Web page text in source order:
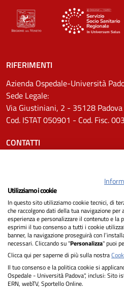
RIFERIMENTI
Azienda Ospedale-Università
Sede Legale:
Via Giustiniani, 2 - 35128 Padova
Cod. ISTAT 050901 - Cod. Fisc.
CONTATTI
Pec: protocollo.aopd@pecveneto.it
SEGUICI SU
Privacy
Dichiarazione di Accessibilità
Utilizziamo i cookie
In questo sito utilizziamo cookie tecnici, di
che raccolgono dati della tua navigazione
esperienza e personalizzare il contenuto e la
esprimi il tuo consenso a tutti i cookie
banner, la navigazione proseguirà con
necessari. Cliccando su "Personalizza" puoi
Clicca qui per saperne di più sulla nostra
Il tuo consenso e la politica cookie si
Ospedale - Università Padova", inclusi: Sito
ERN, webTV, Sportello Online.